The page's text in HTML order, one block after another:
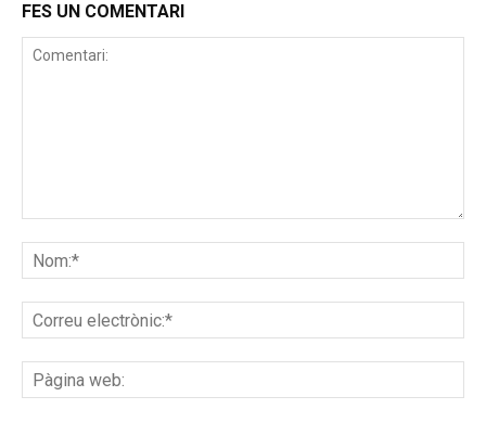
FES UN COMENTARI